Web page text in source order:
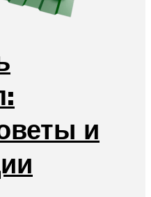
и